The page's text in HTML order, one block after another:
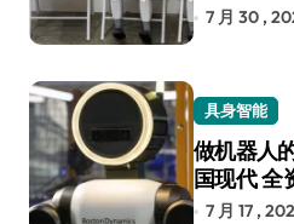
7 月 30 ,
具身智能
做机器人
国现代 全
7 月 17 ,